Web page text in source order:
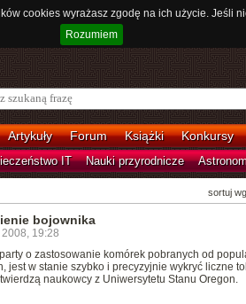
cookies wyrażasz zgodę na ich użycie.
Rozumiem
Artykuły Forum Książki Konkursy
IT Nauki przyrodnicze
sortuj
bojownika
19:28
o zastosowanie komórek pobranych od
jest w stanie szybko i precyzyjnie wykryć liczne
naukowcy z Uniwersytetu Stanu Oregon.